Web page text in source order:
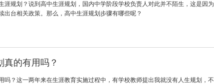
涯规划？说到高中生涯规划，国内中学阶段学校负责人对此并不陌生，这是因为
出台相关政策。那么，高中生涯规划步骤有哪些呢？
真的有用吗？
吗？这一两年来在生涯教育实施过程中，有学校教师提出我就没有人生规划，不